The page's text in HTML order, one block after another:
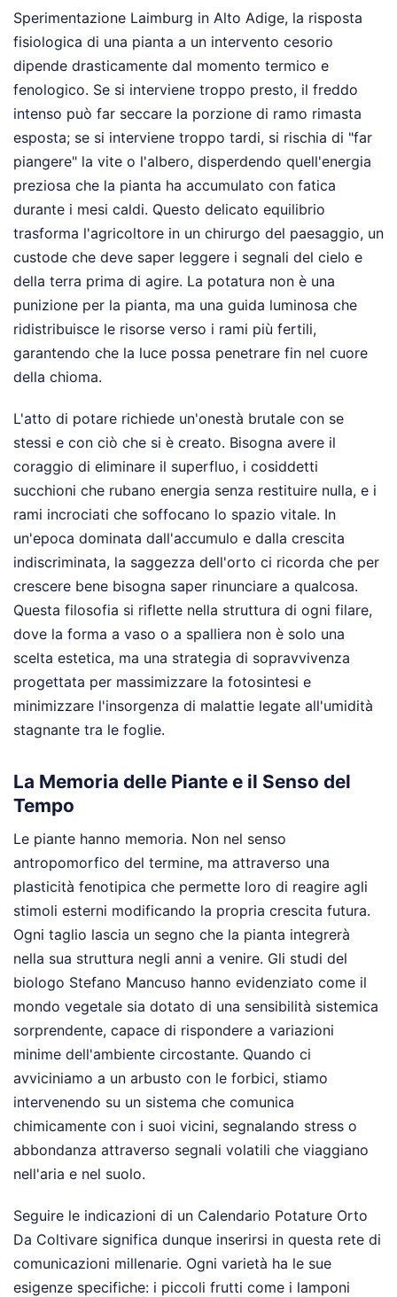
Sperimentazione Laimburg in Alto Adige, la risposta
fisiologica di una pianta a un intervento cesorio
dipende drasticamente dal momento termico e
fenologico. Se si interviene troppo presto, il freddo
intenso può far seccare la porzione di ramo rimasta
esposta; se si interviene troppo tardi, si rischia di "far
piangere" la vite o l'albero, disperdendo quell'energia
preziosa che la pianta ha accumulato con fatica
durante i mesi caldi. Questo delicato equilibrio
trasforma l'agricoltore in un chirurgo del paesaggio, un
custode che deve saper leggere i segnali del cielo e
della terra prima di agire. La potatura non è una
punizione per la pianta, ma una guida luminosa che
ridistribuisce le risorse verso i rami più fertili,
garantendo che la luce possa penetrare fin nel cuore
della chioma.
L'atto di potare richiede un'onestà brutale con se
stessi e con ciò che si è creato. Bisogna avere il
coraggio di eliminare il superfluo, i cosiddetti
succhioni che rubano energia senza restituire nulla, e i
rami incrociati che soffocano lo spazio vitale. In
un'epoca dominata dall'accumulo e dalla crescita
indiscriminata, la saggezza dell'orto ci ricorda che per
crescere bene bisogna saper rinunciare a qualcosa.
Questa filosofia si riflette nella struttura di ogni filare,
dove la forma a vaso o a spalliera non è solo una
scelta estetica, ma una strategia di sopravvivenza
progettata per massimizzare la fotosintesi e
minimizzare l'insorgenza di malattie legate all'umidità
stagnante tra le foglie.
La Memoria delle Piante e il Senso del
Tempo
Le piante hanno memoria. Non nel senso
antropomorfico del termine, ma attraverso una
plasticità fenotipica che permette loro di reagire agli
stimoli esterni modificando la propria crescita futura.
Ogni taglio lascia un segno che la pianta integrerà
nella sua struttura negli anni a venire. Gli studi del
biologo Stefano Mancuso hanno evidenziato come il
mondo vegetale sia dotato di una sensibilità sistemica
sorprendente, capace di rispondere a variazioni
minime dell'ambiente circostante. Quando ci
avviciniamo a un arbusto con le forbici, stiamo
intervenendo su un sistema che comunica
chimicamente con i suoi vicini, segnalando stress o
abbondanza attraverso segnali volatili che viaggiano
nell'aria e nel suolo.
Seguire le indicazioni di un Calendario Potature Orto
Da Coltivare significa dunque inserirsi in questa rete di
comunicazioni millenarie. Ogni varietà ha le sue
esigenze specifiche: i piccoli frutti come i lamponi